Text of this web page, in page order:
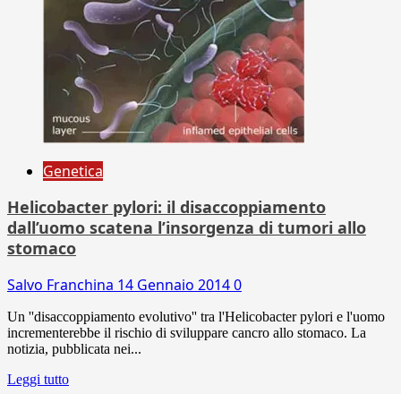
Genetica
Helicobacter pylori: il disaccoppiamento
dall’uomo scatena l’insorgenza di tumori allo
stomaco
Salvo Franchina 14 Gennaio 20140
Un ''disaccoppiamento evolutivo'' tra l'Helicobacter pylori e l'uomo
incrementerebbe il rischio di sviluppare cancro allo stomaco. La
notizia, pubblicata nei...
Leggi tutto